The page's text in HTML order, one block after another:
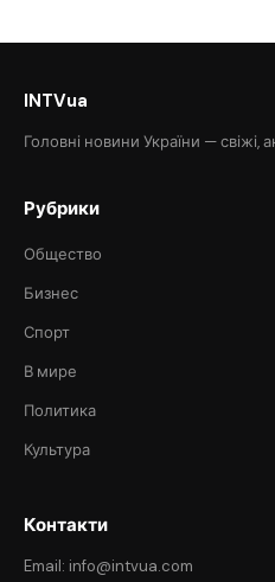
INTVua
Головні новини України — свіжі,
Рубрики
Общество
Бизнес
Спорт
В мире
Политика
Культура
Контакти
Email: info@intvua.com